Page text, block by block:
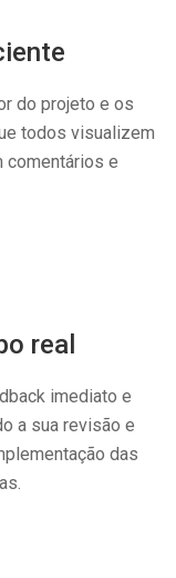
do projeto e os
todos visualizem
comentários e
real
imediato e
a sua revisão e
das